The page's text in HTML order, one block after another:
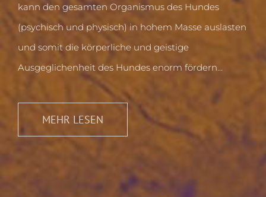
kann den gesamten Organismus des Hundes
(psychisch und physisch) in hohem Masse auslasten
und somit die körperliche und geistige
Ausgeglichenheit des Hundes enorm fördern…
MEHR LESEN